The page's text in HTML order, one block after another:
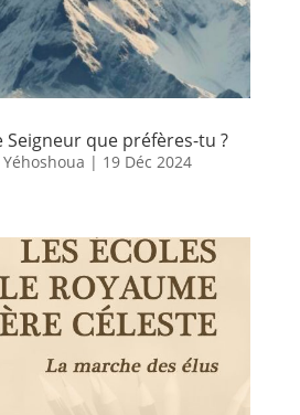
Seigneur que préfères-tu ?
| 19 Déc 2024